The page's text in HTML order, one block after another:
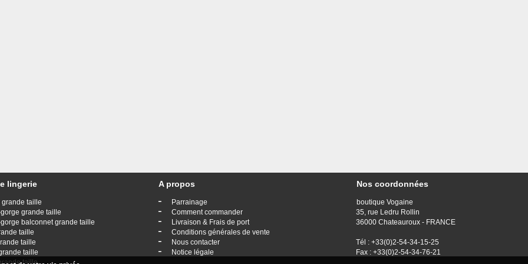
lingerie
grande taille
grande taille
balconnet grande taille
taille
taille
taille
taille
A propos
- Parrainage
- Comment commander
- Livraison & Frais de port
- Conditions générales de vente
- Nous contacter
- Notice légale
Nos coordonnées
boutique Vogaine
35, rue Ledru Rollin
36000 Chateauroux - FRANCE
Tél : +33(0)2-54-34-15-25
Fax : +33(0)2-54-34-76-21